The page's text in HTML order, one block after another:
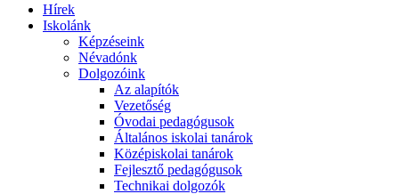
Hírek
Iskolánk
Képzéseink
Névadónk
Dolgozóink
Az alapítók
Vezetőség
Óvodai pedagógusok
Általános iskolai tanárok
Középiskolai tanárok
Fejlesztő pedagógusok
Technikai dolgozók